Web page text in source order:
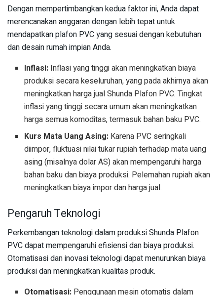
Dengan mempertimbangkan kedua faktor ini, Anda dapat
merencanakan anggaran dengan lebih tepat untuk
mendapatkan plafon PVC yang sesuai dengan kebutuhan
dan desain rumah impian Anda.
Inflasi: Inflasi yang tinggi akan meningkatkan biaya
produksi secara keseluruhan, yang pada akhirnya akan
meningkatkan harga jual Shunda Plafon PVC. Tingkat
inflasi yang tinggi secara umum akan meningkatkan
harga semua komoditas, termasuk bahan baku PVC.
Kurs Mata Uang Asing: Karena PVC seringkali
diimpor, fluktuasi nilai tukar rupiah terhadap mata uang
asing (misalnya dolar AS) akan mempengaruhi harga
bahan baku dan biaya produksi. Pelemahan rupiah akan
meningkatkan biaya impor dan harga jual.
Pengaruh Teknologi
Perkembangan teknologi dalam produksi Shunda Plafon
PVC dapat mempengaruhi efisiensi dan biaya produksi.
Otomatisasi dan inovasi teknologi dapat menurunkan biaya
produksi dan meningkatkan kualitas produk.
Otomatisasi: Penggunaan mesin otomatis dalam